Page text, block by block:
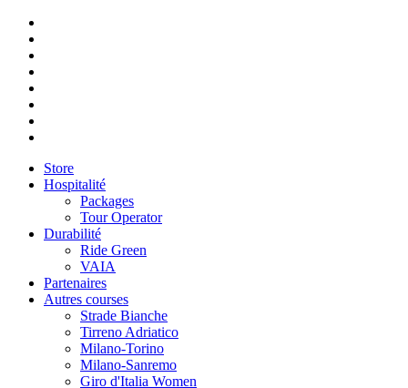
Store
Hospitalité
Packages
Tour Operator
Durabilité
Ride Green
VAIA
Partenaires
Autres courses
Strade Bianche
Tirreno Adriatico
Milano-Torino
Milano-Sanremo
Giro d'Italia Women